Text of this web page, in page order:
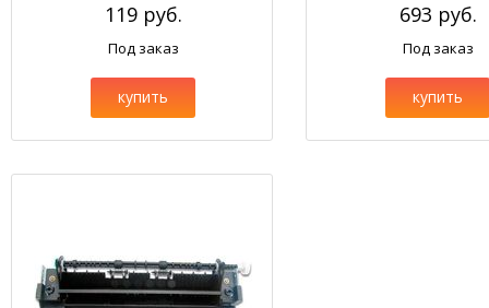
119 руб.
Под заказ
купить
693 руб.
Под заказ
купить